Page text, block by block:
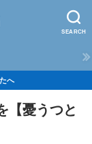
SEARCH
へ
【憂うつと